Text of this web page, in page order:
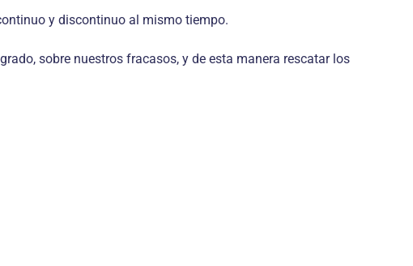
y discontinuo al mismo tiempo.
sobre nuestros fracasos, y de esta manera rescatar los